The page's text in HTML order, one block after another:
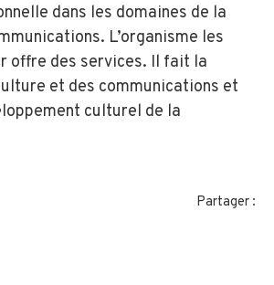
dans les domaines de la
L’organisme les
offre des services. Il fait la
et des communications et
culturel de la
Partager :